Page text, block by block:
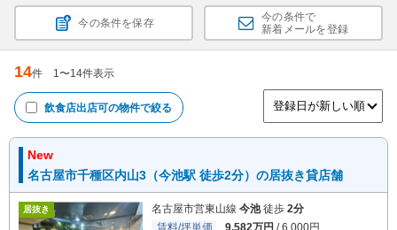
今の条件を保存
今の条件で
新着メールを登録
14件 1〜14件表示
飲食店出店可の物件で絞る
New
名古屋市千種区内山3（今池駅 徒歩2分）の居抜き貸店舗
居抜き 名古屋市営東山線 今池徒歩 2分
賃料/坪単価
9.582万円 / 6,000円